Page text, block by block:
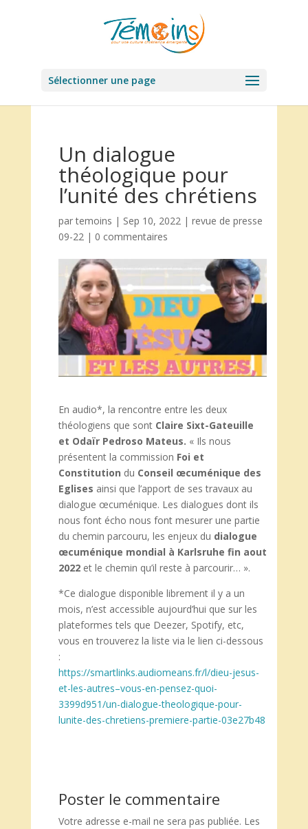
Sélectionner une page
Un dialogue
théologique pour
l’unité des chrétiens
partemoins | Sep 10, 2022| revue de presse
09-22| 0 commentaires
En audio*, la rencontre entre les deux
théologiens que sont Claire Sixt-Gateuille
et Odaïr Pedroso Mateus. « Ils nous
présentent la commission Foi et
Constitution du Conseil œcuménique des
Eglises ainsi que l’apport de ses travaux au
dialogue œcuménique. Les dialogues dont ils
nous font écho nous font mesurer une partie
du chemin parcouru, les enjeux du dialogue
œcuménique mondial à Karlsruhe fin aout
2022et le chemin qu’il reste à parcourir… ».
*Ce dialogue disponible librement il y a un
mois, n’est accessible aujourd’hui que sur les
plateformes tels que Deezer, Spotify, etc,
vous en trouverez la liste via le lien ci-dessous
:
https://smartlinks.audiomeans.fr/l/dieu-jesus-
et-les-autres–vous-en-pensez-quoi-
3399d951/un-dialogue-theologique-pour-
lunite-des-chretiens-premiere-partie-03e27b48
Poster le commentaire
Votre adresse e-mail ne sera pas publiée. Les